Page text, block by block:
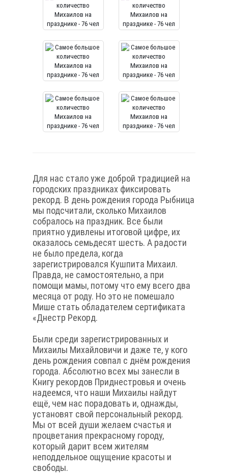
Для нас стало уже доброй традицией на
городских праздниках фиксировать
рекорд. В день рождения города Рыбница
мы подсчитали, сколько Михаилов
собралось на праздник. Все были
приятно удивлены итоговой цифре, их
оказалось семьдесят шесть. А радости
не было предела, когда
зарегистрировался Кушпита Михаил.
Правда, не самостоятельно, а при
помощи мамы, потому что ему всего два
месяца от роду. Но это не помешало
Мише стать обладателем сертификата
«Днестр Рекорд.
Были среди зарегистрированных и
Михаилы Михайловичи и даже те, у кого
день рождения совпал с днём рождения
города. Абсолютно всех мы занесли в
Книгу рекордов Приднестровья и очень
надеемся, что наши Михаилы найдут
ещё, чем нас порадовать и, однажды,
установят свой персональный рекорд.
Мы от всей души желаем счастья и
процветания прекрасному городу,
который дарит всем жителям
неподдельное ощущение красоты и
свободы.